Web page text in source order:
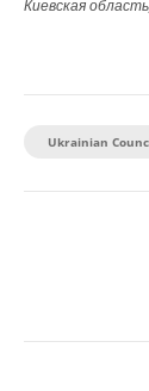
Киевская
Ukrainian